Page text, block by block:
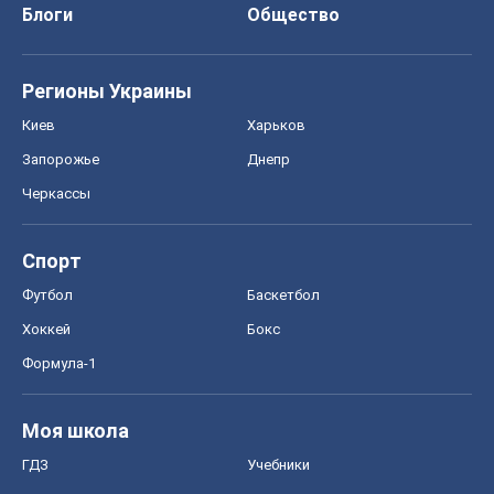
Блоги Общество
Регионы Украины
Киев Харьков
Запорожье Днепр
Черкассы
Спорт
Футбол Баскетбол
Хоккей Бокс
Формула-1
Моя школа
ГДЗ Учебники